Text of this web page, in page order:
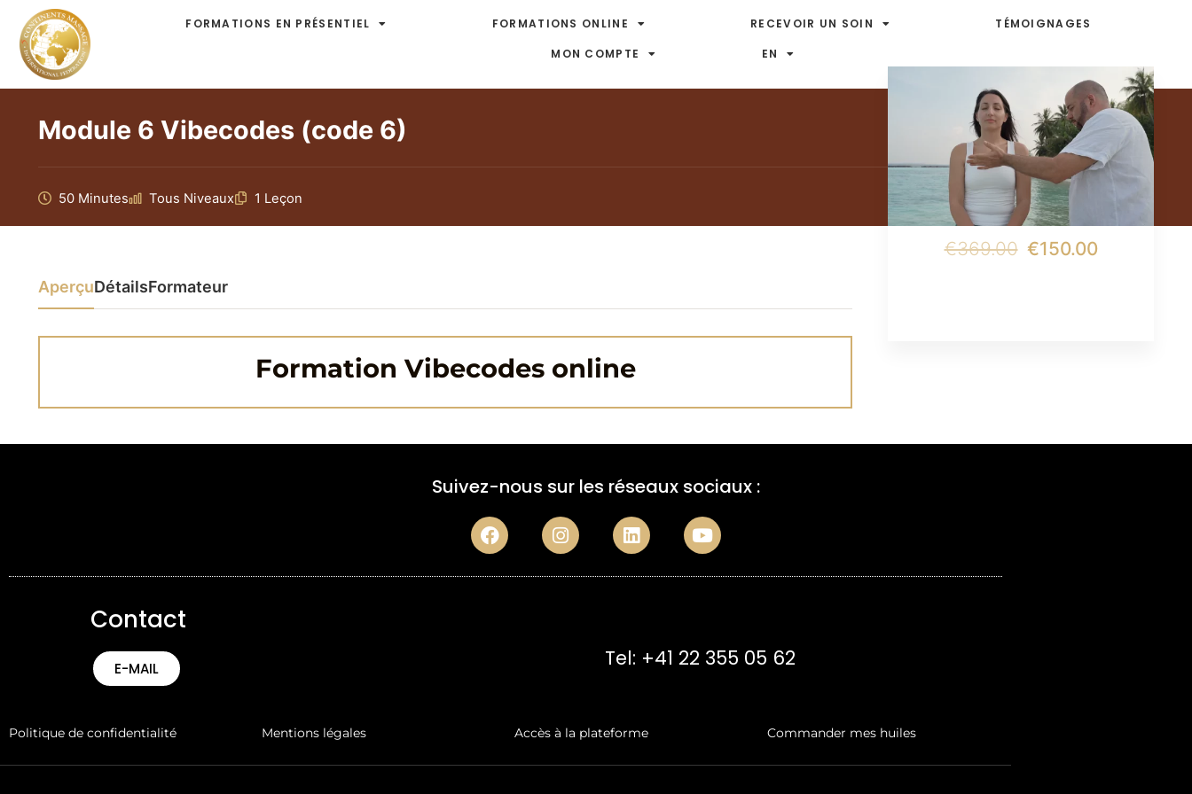
FORMATIONS EN PRÉSENTIEL FORMATIONS ONLINE RECEVOIR UN SOIN
TÉMOIGNAGES
MON COMPTE
EN
Module 6 Vibecodes (code 6)
50 Minutes Tous Niveaux 1 Leçon
AperçuDétailsFormateur
Formation Vibecodes online
€369.00 €150.00
Suivez-nous sur les réseaux sociaux :
Contact
E-MAIL Tel: +41 22 355 05 62
Politique de confidentialité Mentions légales Accès à la plateforme Commander mes huiles